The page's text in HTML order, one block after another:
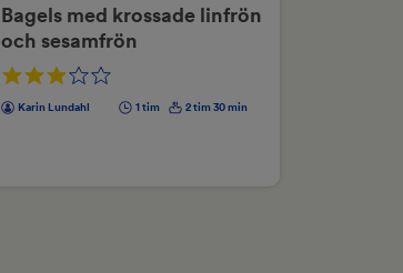
Bagels med krossade linfrön
och sesamfrön
Karin Lundahl 1 tim 2 tim 30 min